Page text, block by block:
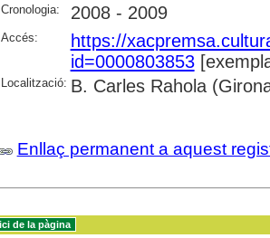
Cronologia: 2008 - 2009
Accés:
https://
id=0000803853
Localització: B. Carles Rahola
Enllaç permanent a aquest